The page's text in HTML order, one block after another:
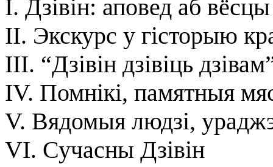
I. Дзівін: аповед аб вёсцы
II. Экскурс у гісторыю
III. “Дзівін дзівіць
IV. Помнікі, памятныя
V. Вядомыя людзі,
VI. Сучасны Дзівін